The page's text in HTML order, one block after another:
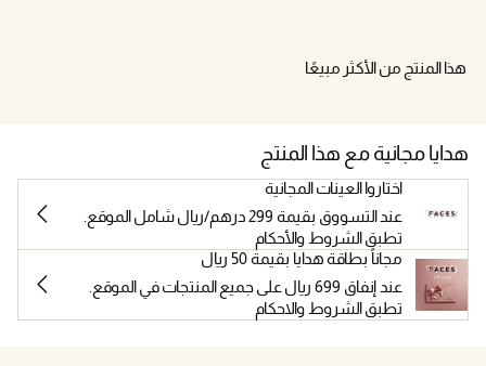
هذا المنتج من الأكثر مبيعًا
هدايا مجانية مع هذا المنتج
اختاروا العينات المجانية
عند التسووق بقيمة 299 درهم/ريال شامل الموقع.
تطبق الشروط والأحكام
مجاناً بطاقة هدايا بقيمة 50 ريال
عند إنفاق 699 ريال على جميع المنتجات في الموقع.
تطبق الشروط والاحكام